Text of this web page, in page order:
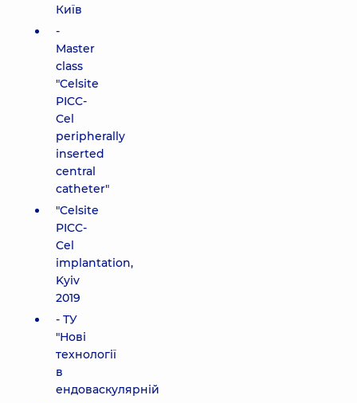
Київ
-
Master
class
"Celsite
PICC-
Cel
peripherally
inserted
central
catheter"
"Celsite
PICC-
Cel
implantation,
Kyiv
2019
- ТУ
"Нові
технології
в
ендоваскулярній